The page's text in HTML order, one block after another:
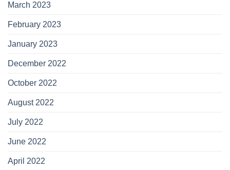
March 2023
February 2023
January 2023
December 2022
October 2022
August 2022
July 2022
June 2022
April 2022